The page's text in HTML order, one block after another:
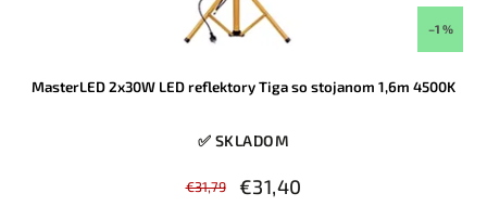
–1 %
MasterLED 2x30W LED reflektory Tiga so stojanom 1,6m 4500K
✅ SKLADOM
€31,79 €31,40